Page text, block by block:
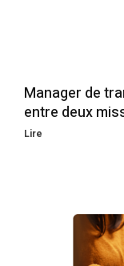
Manager de
entre deux
Lire